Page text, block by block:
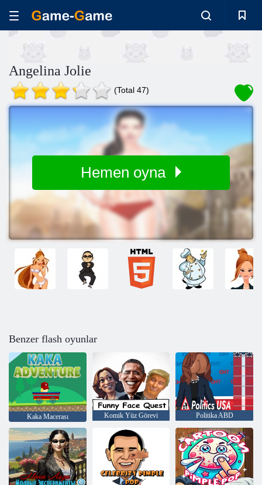
Angelina Jolie
(Total 47)
Hemen oyna
Benzer flash oyunlar
Kaka Macerası Komik Yüz Görevi Politika ABD